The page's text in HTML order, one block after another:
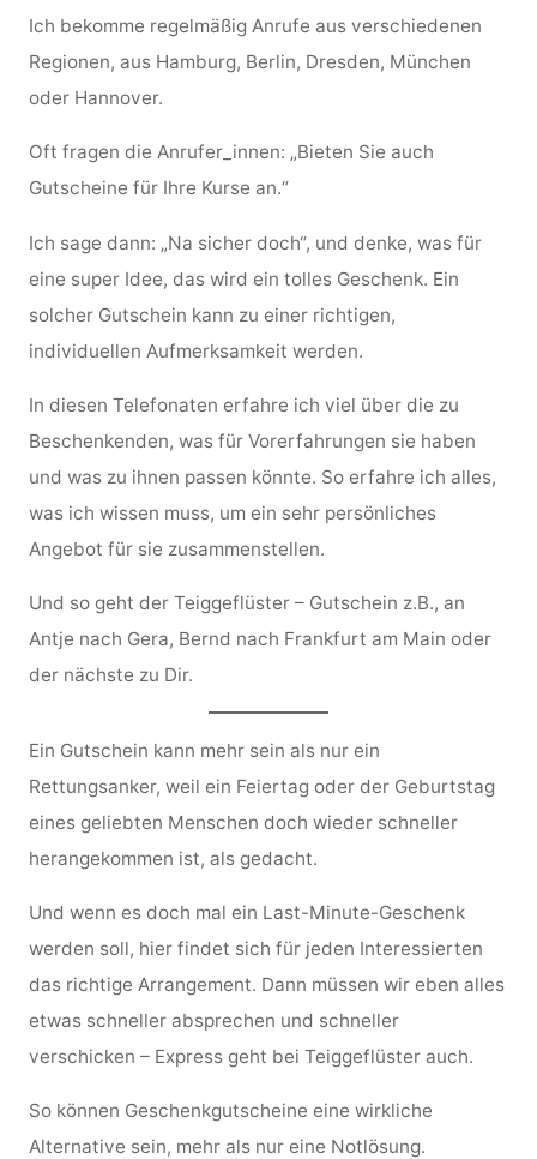
Ich bekomme regelmäßig Anrufe aus verschiedenen
Regionen, aus Hamburg, Berlin, Dresden, München
oder Hannover.
Oft fragen die Anrufer_innen: „Bieten Sie auch
Gutscheine für Ihre Kurse an.“
Ich sage dann: „Na sicher doch“, und denke, was für
eine super Idee, das wird ein tolles Geschenk. Ein
solcher Gutschein kann zu einer richtigen,
individuellen Aufmerksamkeit werden.
In diesen Telefonaten erfahre ich viel über die zu
Beschenkenden, was für Vorerfahrungen sie haben
und was zu ihnen passen könnte. So erfahre ich alles,
was ich wissen muss, um ein sehr persönliches
Angebot für sie zusammenstellen.
Und so geht der Teiggeflüster – Gutschein z.B., an
Antje nach Gera, Bernd nach Frankfurt am Main oder
der nächste zu Dir.
Ein Gutschein kann mehr sein als nur ein
Rettungsanker, weil ein Feiertag oder der Geburtstag
eines geliebten Menschen doch wieder schneller
herangekommen ist, als gedacht.
Und wenn es doch mal ein Last-Minute-Geschenk
werden soll, hier findet sich für jeden Interessierten
das richtige Arrangement. Dann müssen wir eben alles
etwas schneller absprechen und schneller
verschicken – Express geht bei Teiggeflüster auch.
So können Geschenkgutscheine eine wirkliche
Alternative sein, mehr als nur eine Notlösung.